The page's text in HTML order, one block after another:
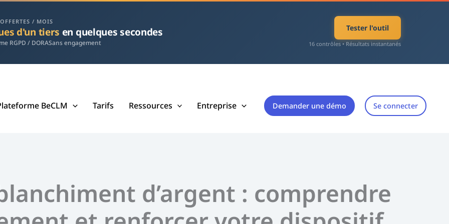
/ MOIS
d'un tiers en quelques secondes
RGPD / DORASans engagement
Tester l'outil
16 contrôles • Résultats instantanés
BeCLM Tarifs Ressources Entreprise Demander une démo Se connecter
d’argent : comprendre